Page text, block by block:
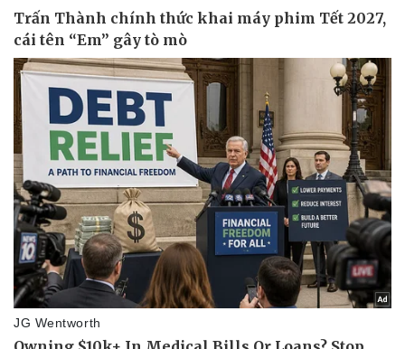
Pháp luật
Vụ án
Tin nóng
Tư vấn luật
Quân sự - Quốc phòng
Vũ khí
Việt Nam
Phân tích